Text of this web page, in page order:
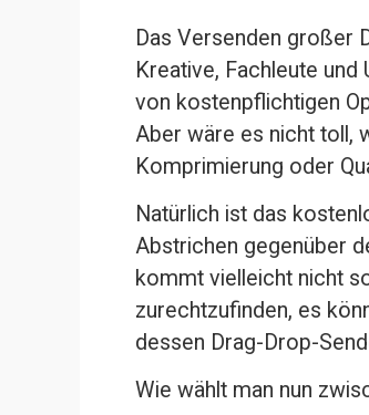
Das Versenden großer
Kreative, Fachleute
von kostenpflichtigen
Aber wäre es nicht toll,
Komprimierung oder
Natürlich ist das
Abstrichen gegenüber
kommt vielleicht nicht
zurechtzufinden, es
dessen Drag-Drop-
Wie wählt man nun